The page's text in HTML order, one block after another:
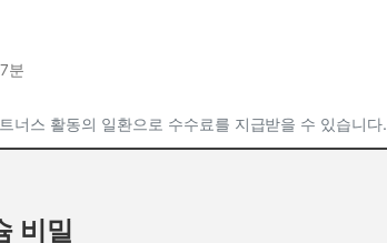
분
너스 활동의 일환으로 수수료를 지급받을 수 있습니다.
비밀